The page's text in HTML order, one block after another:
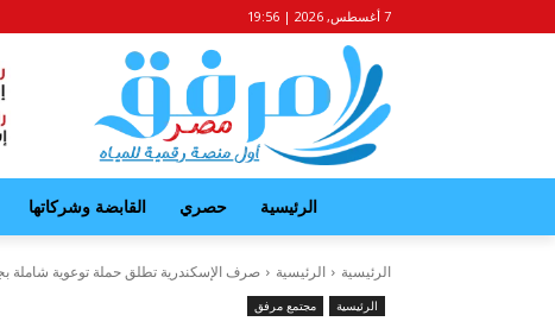
7 أغسطس, 2026 | 19:56
الرئيسية حصري القابضة وشركاتها
الرئيسية الرئيسية صرف الإسكندرية تطلق حملة توعوية شاملة
الرئيسية مجتمع مرفق